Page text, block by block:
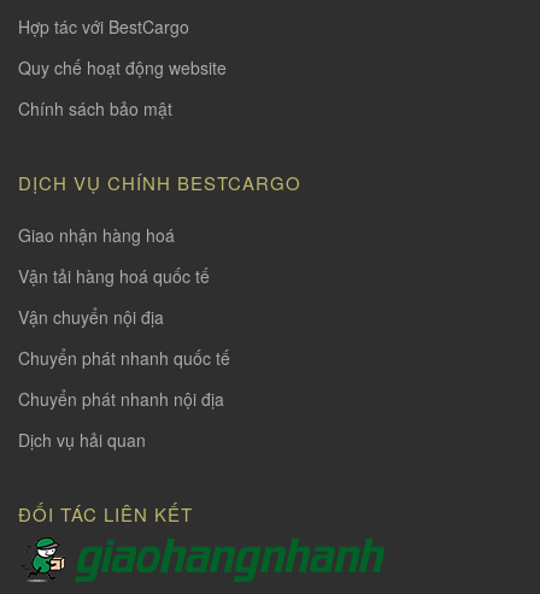
Hợp tác với BestCargo
Quy chế hoạt động website
Chính sách bảo mật
DỊCH VỤ CHÍNH BESTCARGO
Giao nhận hàng hoá
Vận tải hàng hoá quốc tế
Vận chuyển nội địa
Chuyển phát nhanh quốc tế
Chuyển phát nhanh nội địa
Dịch vụ hải quan
ĐỐI TÁC LIÊN KẾT